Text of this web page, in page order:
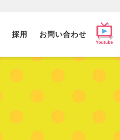
採用 お問い合わせ